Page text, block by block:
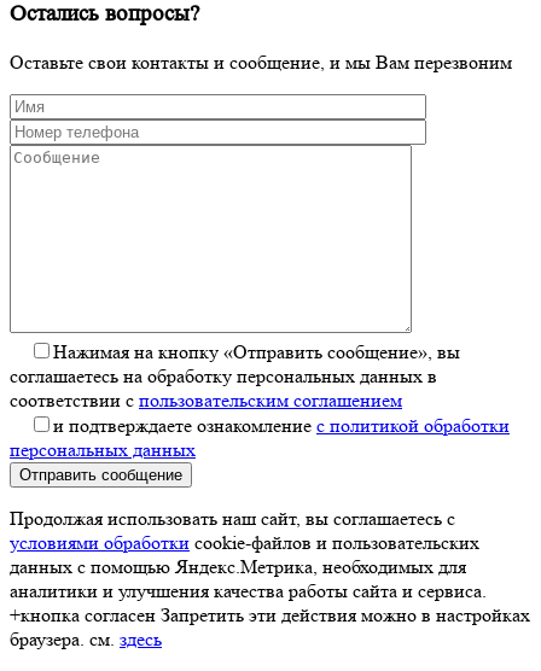
Остались вопросы?
Оставьте свои контакты и сообщение, и мы Вам перезвоним
Нажимая на кнопку «Отправить сообщение», вы
соглашаетесь на обработку персональных данных в
соответствии с пользовательским соглашением
и подтверждаете ознакомление с политикой обработки
персональных данных
Отправить сообщение
Продолжая использовать наш сайт, вы соглашаетесь с
условиями обработки cookie-файлов и пользовательских
данных с помощью Яндекс.Метрика, необходимых для
аналитики и улучшения качества работы сайта и сервиса.
+кнопка согласен Запретить эти действия можно в настройках
браузера. см. здесь